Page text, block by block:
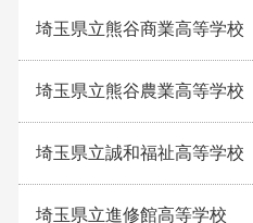
埼玉県立熊谷商業高等学校
埼玉県立熊谷農業高等学校
埼玉県立誠和福祉高等学校
埼玉県立進修館高等学校